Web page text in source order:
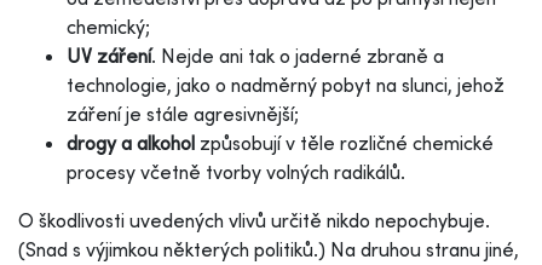
chemický;
UV záření. Nejde ani tak o jaderné zbraně a
technologie, jako o nadměrný pobyt na slunci, jehož
záření je stále agresivnější;
drogy a alkohol způsobují v těle rozličné chemické
procesy včetně tvorby volných radikálů.
O škodlivosti uvedených vlivů určitě nikdo nepochybuje.
(Snad s výjimkou některých politiků.) Na druhou stranu jiné,